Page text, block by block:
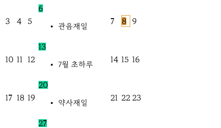
3 4 5
6
관음재일
7 8 9
10 11 12
13
7월 초하루
14 15 16
17 18 19
20
약사재일
21 22 23
27